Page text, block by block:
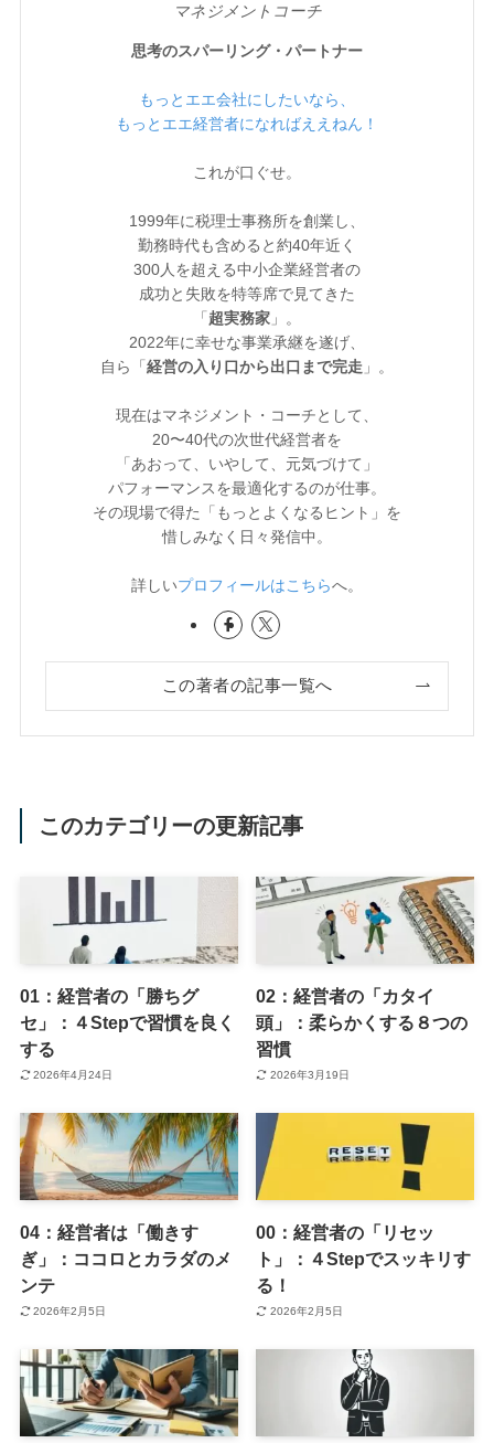
マネジメントコーチ
思考のスパーリング・パートナー
もっとエエ会社にしたいなら、
もっとエエ経営者になればええねん！
これが口ぐせ。
1999年に税理士事務所を創業し、
勤務時代も含めると約40年近く
300人を超える中小企業経営者の
成功と失敗を特等席で見てきた
「 超実務家 」。
2022年に幸せな事業承継を遂げ、
自ら「 経営の入り口から出口まで完走 」。
現在はマネジメント・コーチとして、
20〜40代の次世代経営者を
「あおって、いやして、元気づけて」
パフォーマンスを最適化するのが仕事。
その現場で得た「もっとよくなるヒント」を
惜しみなく日々発信中。
詳しいプロフィールはこちらへ。
この著者の記事一覧へ
このカテゴリーの更新記事
01：経営者の「勝ちグ
セ」：４Stepで習慣を良く
する
2026年4月24日
02：経営者の「カタイ
頭」：柔らかくする８つの
習慣
2026年3月19日
04：経営者は「働きす
ぎ」：ココロとカラダのメ
ンテ
2026年2月5日
00：経営者の「リセッ
ト」：４Stepでスッキリす
る！
2026年2月5日